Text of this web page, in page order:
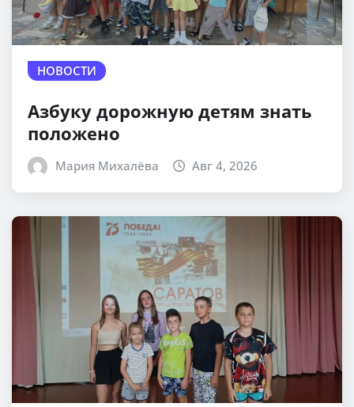
НОВОСТИ
Азбуку дорожную детям знать
положено
Мария Михалёва Авг 4, 2026